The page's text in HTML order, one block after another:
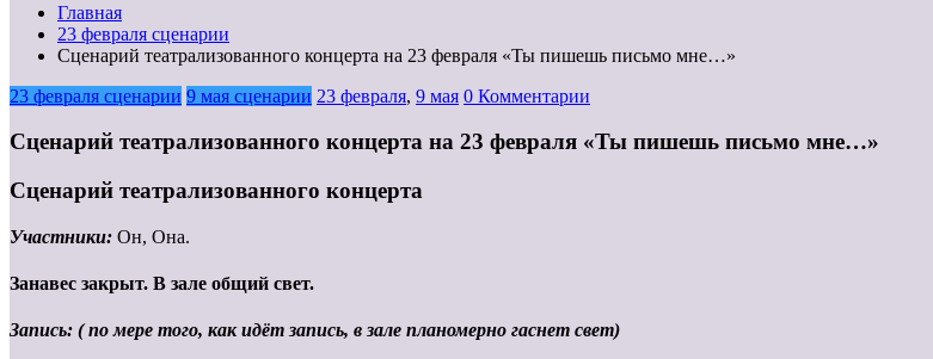
Главная
23 февраля сценарии
Сценарий театрализованного концерта на 23 февраля «Ты пишешь письмо мне…»
23 февраля сценарии 9 мая сценарии 23 февраля, 9 мая 0 Комментарии
Сценарий театрализованного концерта на 23 февраля «Ты пишешь письмо мне…»
Сценарий театрализованного концерта
Участники: Он, Она.
Занавес закрыт. В зале общий свет.
Запись: ( по мере того, как идёт запись, в зале планомерно гаснет свет)